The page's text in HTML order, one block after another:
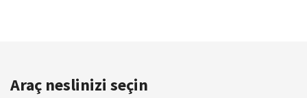
Araç neslinizi seçin